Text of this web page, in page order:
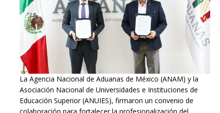
La Agencia Nacional de Aduanas de México (ANAM) y la
Asociación Nacional de Universidades e Instituciones de
Educación Superior (ANUIES), firmaron un convenio de